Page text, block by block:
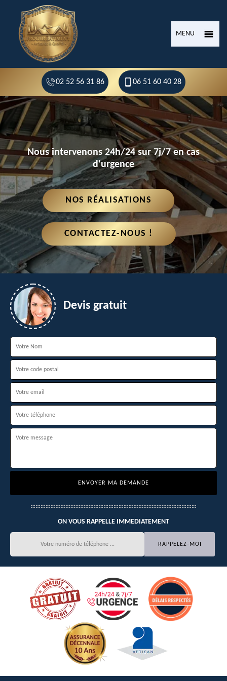
MENU
02 52 56 31 86 06 51 60 40 28
Nous intervenons 24h/24 sur 7j/7 en cas
d'urgence
NOS RÉALISATIONS
CONTACTEZ-NOUS !
Devis gratuit
ON VOUS RAPPELLE IMMEDIATEMENT